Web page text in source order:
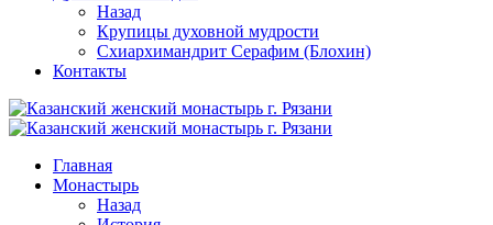
Назад
Крупицы духовной мудрости
Схиархимандрит Серафим (Блохин)
Контакты
Главная
Монастырь
Назад